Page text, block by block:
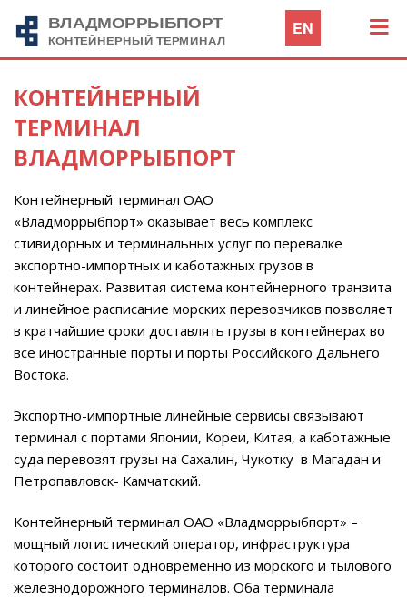
EN
КОНТЕЙНЕРНЫЙ
ТЕРМИНАЛ
ВЛАДМОРРЫБПОРТ
Контейнерный терминал ОАО
«Владморрыбпорт» оказывает весь комплекс
стивидорных и терминальных услуг по перевалке
экспортно-импортных и каботажных грузов в
контейнерах. Развитая система контейнерного транзита
и линейное расписание морских перевозчиков позволяет
в кратчайшие сроки доставлять грузы в контейнерах во
все иностранные порты и порты Российского Дальнего
Востока.
Экспортно-импортные линейные сервисы связывают
терминал с портами Японии, Кореи, Китая, а каботажные
суда перевозят грузы на Сахалин, Чукотку в Магадан и
Петропавловск- Камчатский.
Контейнерный терминал ОАО «Владморрыбпорт» –
мощный логистический оператор, инфраструктура
которого состоит одновременно из морского и тылового
железнодорожного терминалов. Оба терминала